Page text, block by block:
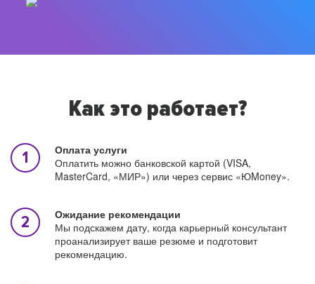
Как это работает?
Оплата услуги
Оплатить можно банковской картой (VISA,
MasterCard, «МИР») или через сервис «ЮMoney».
Ожидание рекомендации
Мы подскажем дату, когда карьерный консультант
проанализирует ваше резюме и подготовит
рекомендацию.